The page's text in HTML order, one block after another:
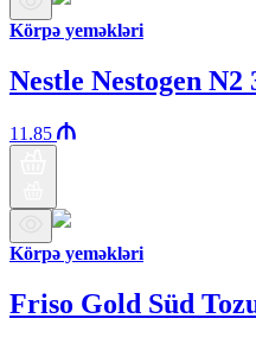
Körpə yeməkləri
Nestle Nestogen N2
11.85
Körpə yeməkləri
Friso Gold Süd